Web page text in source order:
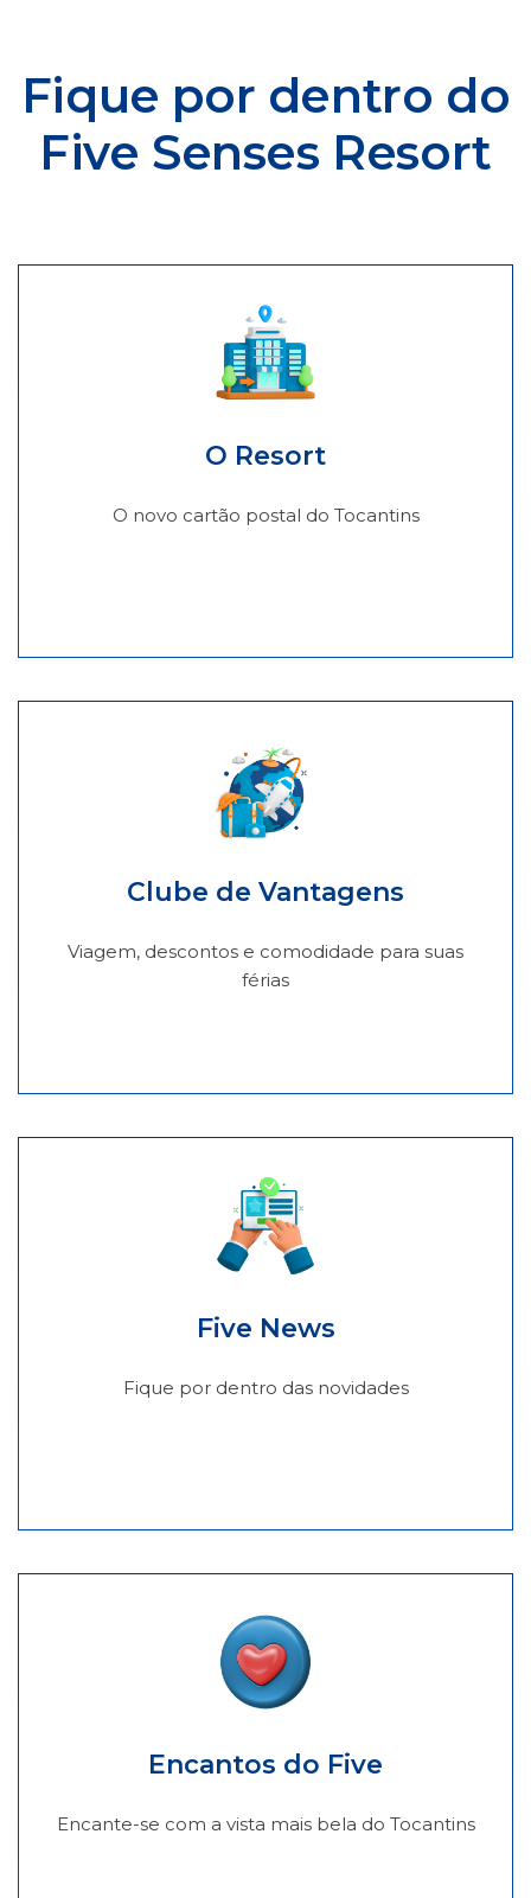
Fique por dentro do
Five Senses Resort
O Resort
O novo cartão postal do Tocantins
Clube de Vantagens
Viagem, descontos e comodidade para suas
férias
Five News
Fique por dentro das novidades
Encantos do Five
Encante-se com a vista mais bela do Tocantins